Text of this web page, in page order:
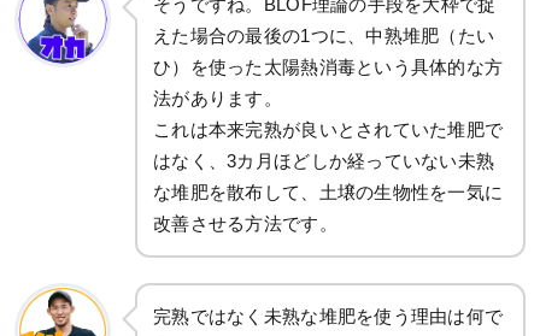
そうですね。BLOF理論の手段を大枠で捉
えた場合の最後の1つに、中熟堆肥（たい
ひ）を使った太陽熱消毒という具体的な方
法があります。
これは本来完熟が良いとされていた堆肥で
はなく、3カ月ほどしか経っていない未熟
な堆肥を散布して、土壌の生物性を一気に
改善させる方法です。
完熟ではなく未熟な堆肥を使う理由は何で